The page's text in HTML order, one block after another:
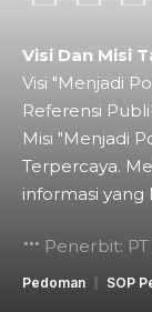
Visi Dan Misi
Visi "Menjadi
Referensi
Misi "Menjadi
Terpercaya.
informasi yang
Penerbit:
Pedoman SOP